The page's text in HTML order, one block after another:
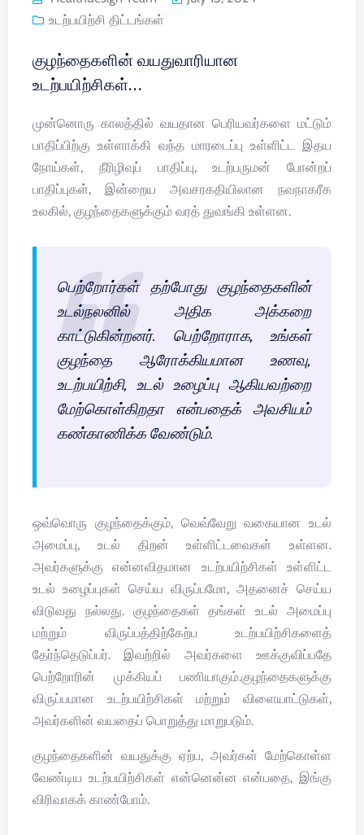
உடற்பயிற்சி திட்டங்கள்
குழந்தைகளின் வயதுவாரியான
உடற்பயிற்சிகள்…
முன்னொரு காலத்தில் வயதான பெரியவர்களை மட்டும்
பாதிப்பிற்கு உள்ளாக்கி வந்த மாரடைப்பு உள்ளிட்ட இதய
நோய்கள், நீரிழிவுப் பாதிப்பு, உடற்பருமன் போன்றப்
பாதிப்புகள், இன்றைய அவசரகதியிலான நவநாகரீக
உலகில், குழந்தைகளுக்கும் வரத் துவங்கி உள்ளன.
பெற்றோர்கள் தற்போது குழந்தைகளின்
உடல்நலனில் அதிக அக்கறை
காட்டுகின்றனர். பெற்றோராக, உங்கள்
குழந்தை ஆரோக்கியமான உணவு,
உடற்பயிற்சி, உடல் உழைப்பு ஆகியவற்றை
மேற்கொள்கிறதா என்பதைக் அவசியம்
கண்காணிக்க வேண்டும்.
ஒவ்வொரு குழந்தைக்கும், வெவ்வேறு வகையான உடல்
அமைப்பு, உடல் திறன் உள்ளிட்டவைகள் உள்ளன.
அவர்களுக்கு என்னவிதமான உடற்பயிற்சிகள் உள்ளிட்ட
உடல் உழைப்புகள் செய்ய விருப்பமோ, அதனைச் செய்ய
விடுவது நல்லது. குழந்தைகள் தங்கள் உடல் அமைப்பு
மற்றும் விருப்பத்திற்கேற்ப உடற்பயிற்சிகளைத்
தேர்ந்தெடுப்பர். இவற்றில் அவர்களை ஊக்குவிப்பதே
பெற்றோரின் முக்கியப் பணியாகும்.குழந்தைகளுக்கு
விருப்பமான உடற்பயிற்சிகள் மற்றும் விளையாட்டுகள்,
அவர்களின் வயதைப் பொறுத்து மாறுபடும்.
குழந்தைகளின் வயதுக்கு ஏற்ப, அவர்கள் மேற்கொள்ள
வேண்டிய உடற்பயிற்சிகள் என்னென்ன என்பதை, இங்கு
விரிவாகக் காண்போம்.